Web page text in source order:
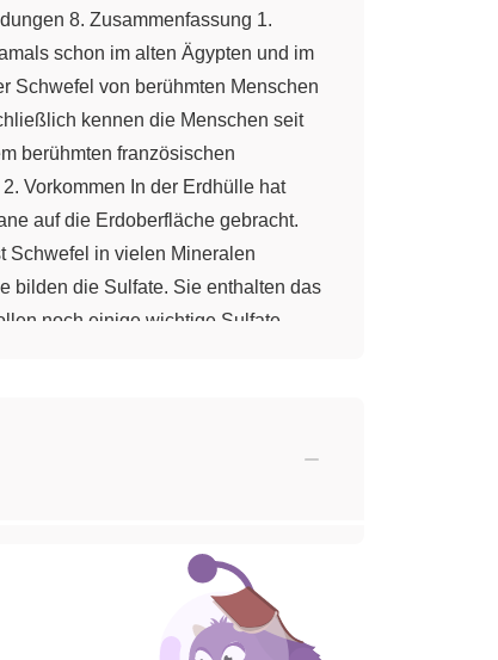
8. Zusammenfassung 1.
schon im alten Ägypten und im
Schwefel von berühmten Menschen
kennen die Menschen seit
berühmten französischen
Vorkommen In der Erdhülle hat
auf die Erdoberfläche gebracht.
Schwefel in vielen Mineralen
bilden die Sulfate. Sie enthalten das
noch einige wichtige Sulfate
dem indogermanischen
Wasser und erhöhtem Druck wird
oxidiert. Schwefel geht
brennt mit blauer Flamme zu
des Schwefels sind hier